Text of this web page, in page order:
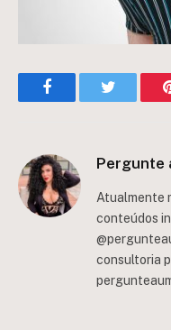
FacebookTwitter
Pergunte
Atualmente
conteúdos
consultoria